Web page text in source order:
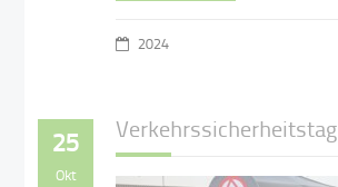
2024
25
Okt
Verkehrssicherheitstag